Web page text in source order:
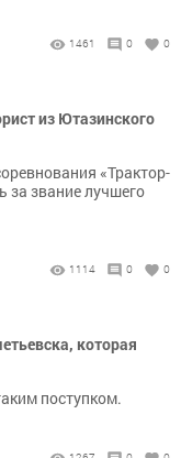
1461 0 0
из Ютазинского
«Трактор-
за звание лучшего
1114 0 0
которая
поступком.